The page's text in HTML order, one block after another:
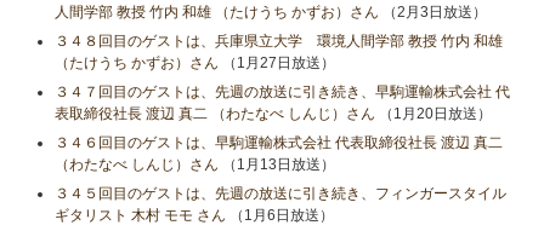
人間学部 教授 竹内 和雄 （たけうち かずお）さん （2月3日放送）
３４８回目のゲストは、兵庫県立大学 環境人間学部 教授 竹内 和雄
（たけうち かずお）さん （1月27日放送）
３４７回目のゲストは、先週の放送に引き続き、早駒運輸株式会社 代
表取締役社長 渡辺 真二 （わたなべ しんじ）さん （1月20日放送）
３４６回目のゲストは、早駒運輸株式会社 代表取締役社長 渡辺 真二
（わたなべ しんじ）さん （1月13日放送）
３４５回目のゲストは、先週の放送に引き続き、フィンガースタイル
ギタリスト 木村 モモ さん （1月6日放送）